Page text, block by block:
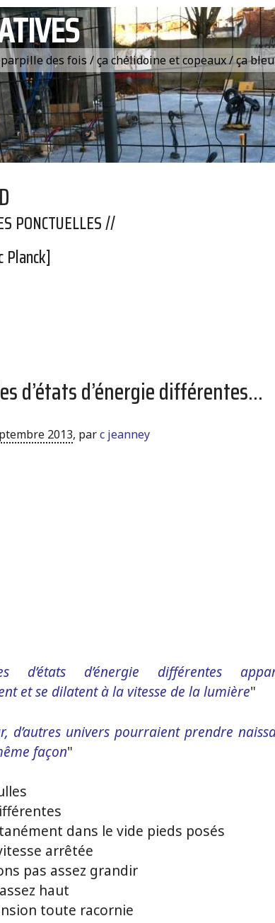
des fois / ça chélidoine et copeaux / ça
PONCTUELLES //
Planck]
d’états d’énergie différentes...
2013, parc jeanney
d’états d’énergie différentes
et se dilatent à la vitesse de la lumière"
d’autres univers pourraient prendre
façon"
dans le vide pieds posés
arrêtée
pas assez grandir
haut
toute racornie